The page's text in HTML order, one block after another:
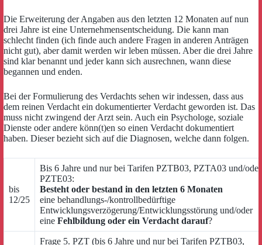
Die Erweiterung der Angaben aus den letzten 12 Monaten auf nun
drei Jahre ist eine Unternehmensentscheidung. Die kann man
schlecht finden (ich finde auch andere Fragen in anderen Anträgen
nicht gut), aber damit werden wir leben müssen. Aber die drei Jahre
sind klar benannt und jeder kann sich ausrechnen, wann diese
begannen und enden.
Bei der Formulierung des Verdachts sehen wir indessen, dass aus
dem reinen Verdacht ein dokumentierter Verdacht geworden ist. Das
muss nicht zwingend der Arzt sein. Auch ein Psychologe, soziale
Dienste oder andere könn(t)en so einen Verdacht dokumentiert
haben. Dieser bezieht sich auf die Diagnosen, welche dann folgen.
bis
12/25
Bis 6 Jahre und nur bei Tarifen PZTB03, PZTA03 und/oder
PZTE03:
Besteht oder bestand in den letzten 6 Monaten
eine behandlungs-/kontrollbedürftige
Entwicklungsverzögerung/Entwicklungsstörung und/oder
eine Fehlbildung oder ein Verdacht darauf?
Frage 5. PZT (bis 6 Jahre und nur bei Tarifen PZTB03,